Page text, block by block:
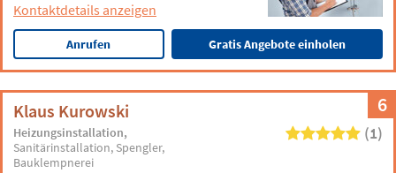
Kontaktdetails anzeigen
Anrufen Gratis Angebote einholen
6
Klaus Kurowski
Heizungsinstallation
Sanitärinstallation Spengler
Bauklempnerei
(1)